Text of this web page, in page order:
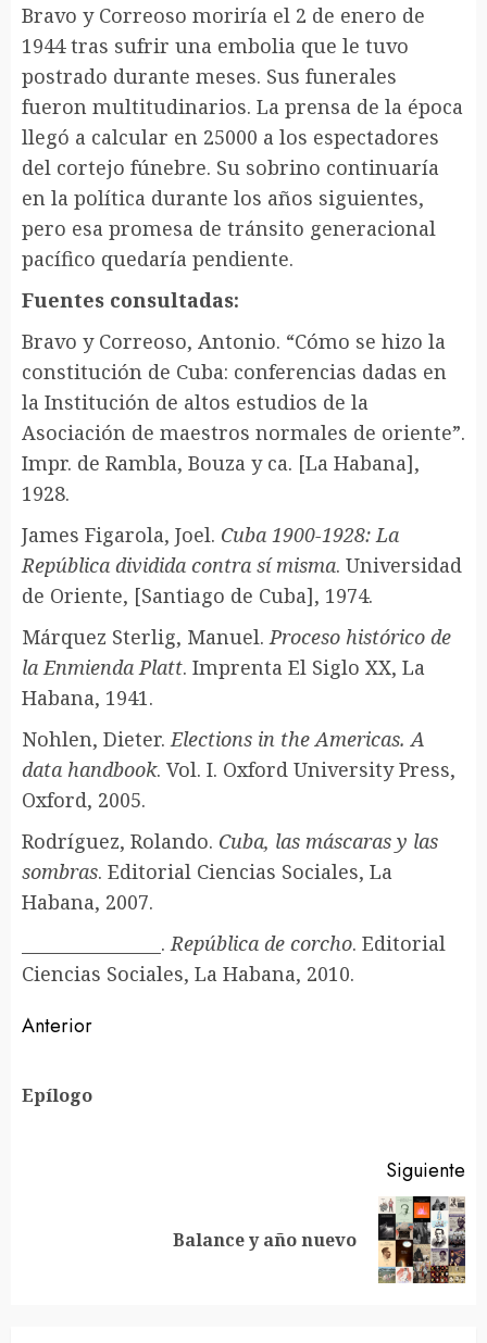
Bravo y Correoso moriría el 2 de enero de
1944 tras sufrir una embolia que le tuvo
postrado durante meses. Sus funerales
fueron multitudinarios. La prensa de la época
llegó a calcular en 25000 a los espectadores
del cortejo fúnebre. Su sobrino continuaría
en la política durante los años siguientes,
pero esa promesa de tránsito generacional
pacífico quedaría pendiente.
Fuentes consultadas:
Bravo y Correoso, Antonio. “Cómo se hizo la
constitución de Cuba: conferencias dadas en
la Institución de altos estudios de la
Asociación de maestros normales de oriente”.
Impr. de Rambla, Bouza y ca. [La Habana],
1928.
James Figarola, Joel. Cuba 1900-1928: La
República dividida contra sí misma. Universidad
de Oriente, [Santiago de Cuba], 1974.
Márquez Sterlig, Manuel. Proceso histórico de
la Enmienda Platt. Imprenta El Siglo XX, La
Habana, 1941.
Nohlen, Dieter. Elections in the Americas. A
data handbook. Vol. I. Oxford University Press,
Oxford, 2005.
Rodríguez, Rolando. Cuba, las máscaras y las
sombras. Editorial Ciencias Sociales, La
Habana, 2007.
________________. República de corcho. Editorial
Ciencias Sociales, La Habana, 2010.
Sigue
Anterior
Epílogo
Siguiente
Balance y año nuevo